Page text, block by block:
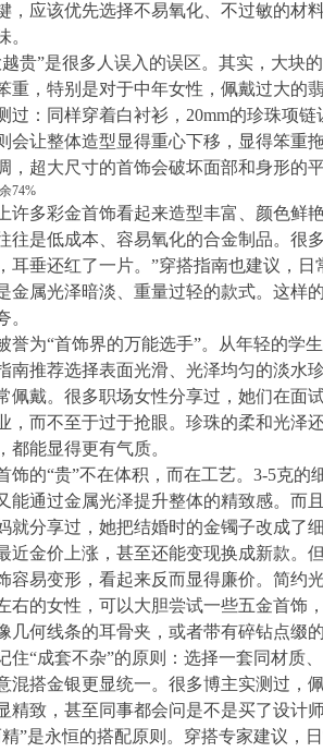
，应该优先选择不易氧化、不过敏的材
。
越贵”是很多人误入的误区。其实，大块
重，特别是对于中年女性，佩戴过大的
过：同样穿着白衬衫，20mm的珍珠项
会让整体造型显得重心下移，显得笨重
，超大尺寸的首饰会破坏面部和身形的
74%
许多彩金首饰看起来造型丰富、颜色鲜
往是低成本、容易氧化的合金制品。很
耳垂还红了一片。”穿搭指南也建议，日
金属光泽暗淡、重量过轻的款式。这样
。
誉为“首饰界的万能选手”。从年轻的学
南推荐选择表面光滑、光泽均匀的淡水
佩戴。很多职场女性分享过，她们在面
，而不至于过于抢眼。珍珠的柔和光泽
都能显得更有气质。
饰的“贵”不在体积，而在工艺。3-5克
能通过金属光泽提升整体的精致感。而
就分享过，她把结婚时的金镯子改成了
近金价上涨，甚至还能变现换成新款。
容易变形，看起来反而显得廉价。简约
右的女性，可以大胆尝试一些五金首饰
几何线条的耳骨夹，或者带有碎钻点缀
住“成套不杂”的原则：选择一套同材质
混搭金银更显统一。很多博主实测过，
精致，甚至同事都会问是不是买了设计师
精”是永恒的搭配原则。穿搭专家建议，